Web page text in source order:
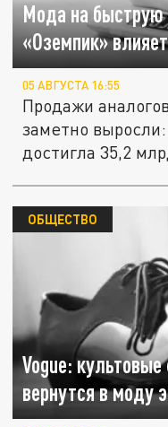
Мода на быструю
«Оземпик»
05 АВГУСТА 16:55
Продажи
заметно
достигла 35,2
Vogue:
вернутся в моду
ОБЩЕСТВО